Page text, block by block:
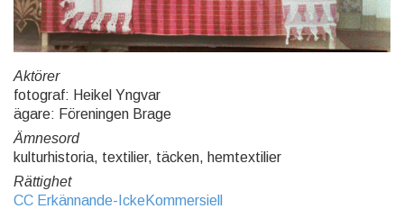
Aktörer
fotograf: Heikel Yngvar
ägare: Föreningen Brage
Ämnesord
kulturhistoria, textilier, täcken, hemtextilier
Rättighet
CC Erkännande-IckeKommersiell